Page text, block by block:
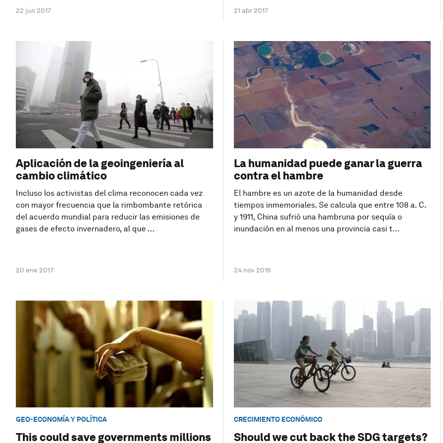
22 jun 2017 21 abr 2017
Aplicación de la geoingeniería al
cambio climático
Incluso los activistas del clima reconocen cada vez
con mayor frecuencia que la rimbombante retórica
del acuerdo mundial para reducir las emisiones de
gases de efecto invernadero, al que ...
20 ene 2017
La humanidad puede ganar la guerra
contra el hambre
El hambre es un azote de la humanidad desde
tiempos inmemoriales. Se calcula que entre 108 a. C.
y 1911, China sufrió una hambruna por sequía o
inundación en al menos una provincia casi t...
24 nov 2016
GEO-ECONOMÍA Y POLÍTICA
This could save governments millions
CRECIMIENTO ECONÓMICO
Should we cut back the SDG targets?